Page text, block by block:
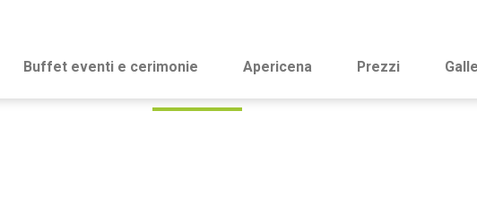
Buffet eventi e cerimonie Apericena Prezzi